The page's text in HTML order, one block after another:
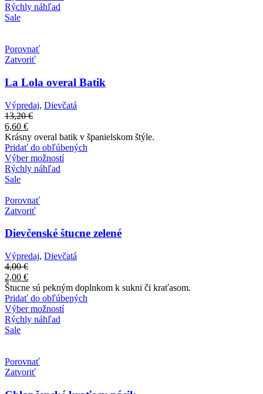
Rýchly náhľad
Sale
Porovnať
Zatvoriť
La Lola overal Batik
Výpredaj, Dievčatá
13,20€
6,60 €
Krásny overal batik v španielskom štýle.
Pridať do obľúbených
Výber možností
Rýchly náhľad
Sale
Porovnať
Zatvoriť
Dievčenské štucne zelené
Výpredaj, Dievčatá
4,00€
2,00 €
Štucne sú pekným doplnkom k sukni či kraťasom.
Pridať do obľúbených
Výber možností
Rýchly náhľad
Sale
Porovnať
Zatvoriť